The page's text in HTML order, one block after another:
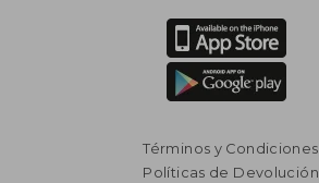
Términos y Condiciones
Políticas de Devolución